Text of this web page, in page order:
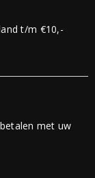
t/m €10,-
met uw